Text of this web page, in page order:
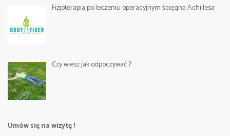
Fizjoterapia po leczeniu operacyjnym ścięgna Achillesa
Czy wiesz jak odpoczywać ?
Umów się na wizytę !